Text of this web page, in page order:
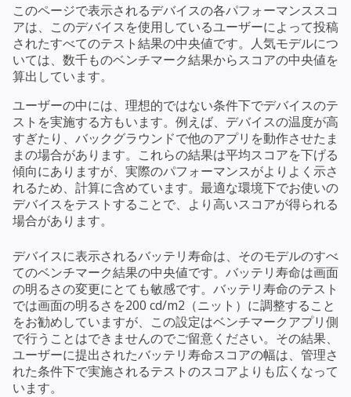
このページで表示されるデバイスの各パフォーマンススコ
アは、このデバイスを使用しているユーザーによって投稿
されたすべてのテスト結果の中央値です。人気モデルにつ
いては、数千ものベンチマーク結果からスコアの中央値を
算出しています。
ユーザーの中には、理想的ではない条件下でデバイスのテ
ストを実施する方もいます。例えば、デバイスの温度が高
すぎたり、バックグラウンドで他のアプリを動作させたま
まの場合があります。これらの結果は平均スコアを下げる
傾向にありますが、実際のパフォーマンスがよりよく示さ
れるため、計算に含めています。最適な環境下でお使いの
デバイスをテストすることで、より高いスコアが得られる
場合があります。
デバイスに表示されるバッテリ寿命は、そのモデルのすべ
てのベンチマーク結果の中央値です。バッテリ寿命は画面
の明るさの変更にとても敏感です。バッテリ寿命のテスト
では画面の明るさを200 cd/m2（ニット）に調整すること
をお勧めしていますが、この設定はベンチマークアプリ側
で行うことはできませんのでご留意ください。その結果、
ユーザーに提出されたバッテリ寿命スコアの幅は、管理さ
れた条件下で実施されるテストのスコアよりも広くなって
います。